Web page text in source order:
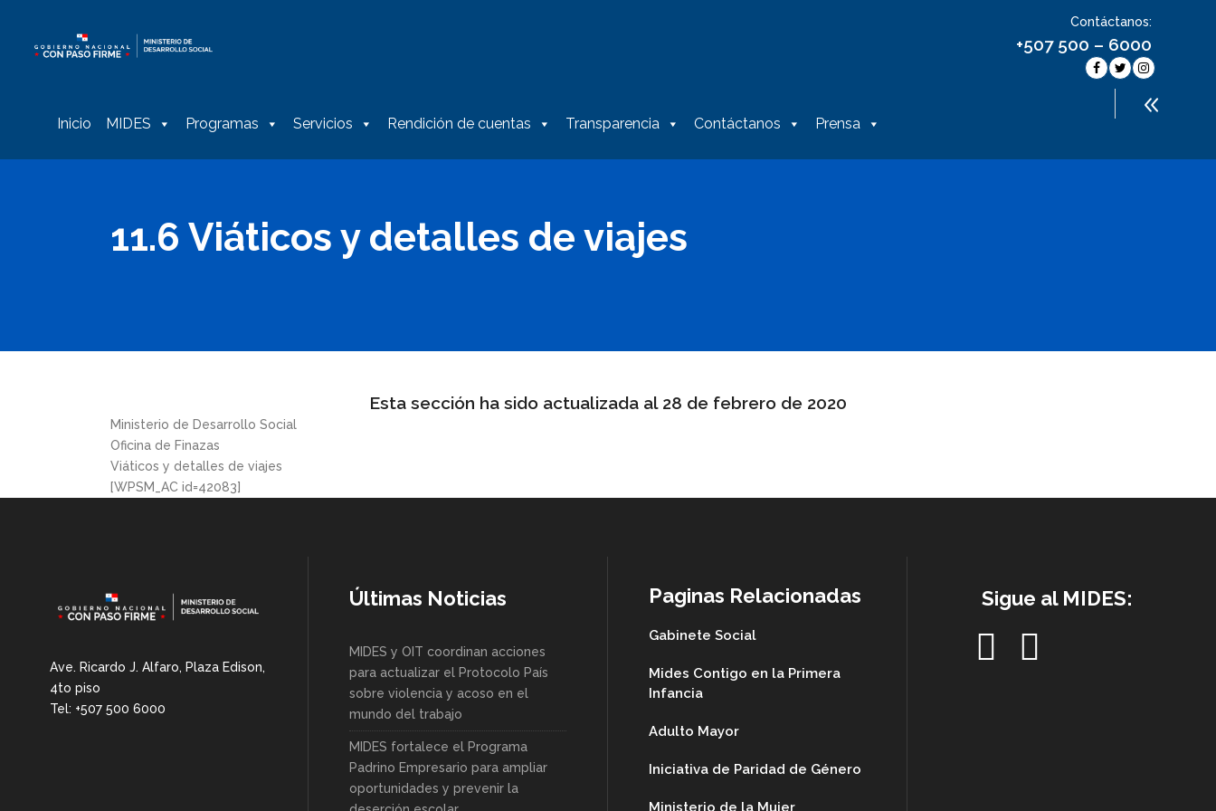
Contáctanos:
+507 500 – 6000
Inicio MIDES Programas Servicios Rendición de cuentas Transparencia Contáctanos Prensa
11.6 Viáticos y detalles de viajes
Esta sección ha sido actualizada al 28 de febrero de 2020
Ministerio de Desarrollo Social
Oficina de Finazas
Viáticos y detalles de viajes
[WPSM_AC id=42083]
Ave. Ricardo J. Alfaro, Plaza Edison,
4to piso
Tel: +507 500 6000
Últimas Noticias
MIDES y OIT coordinan acciones
para actualizar el Protocolo País
sobre violencia y acoso en el
mundo del trabajo
MIDES fortalece el Programa
Padrino Empresario para ampliar
oportunidades y prevenir la
Paginas Relacionadas
Gabinete Social
Mides Contigo en la Primera
Infancia
Adulto Mayor
Iniciativa de Paridad de Género
Ministerio de la Mujer
Sigue al MIDES: